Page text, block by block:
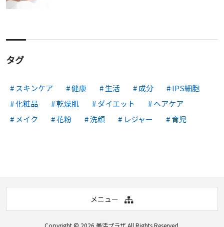
タグ
スキンケア 健康 生活 成分
IPS細胞
化粧品
乾燥肌 ダイエット
ヘアケア
メイク
花粉 洗顔 レジャー 育児
メニュー
Copyright © 2026 美活プラザ All Rights Reserved.